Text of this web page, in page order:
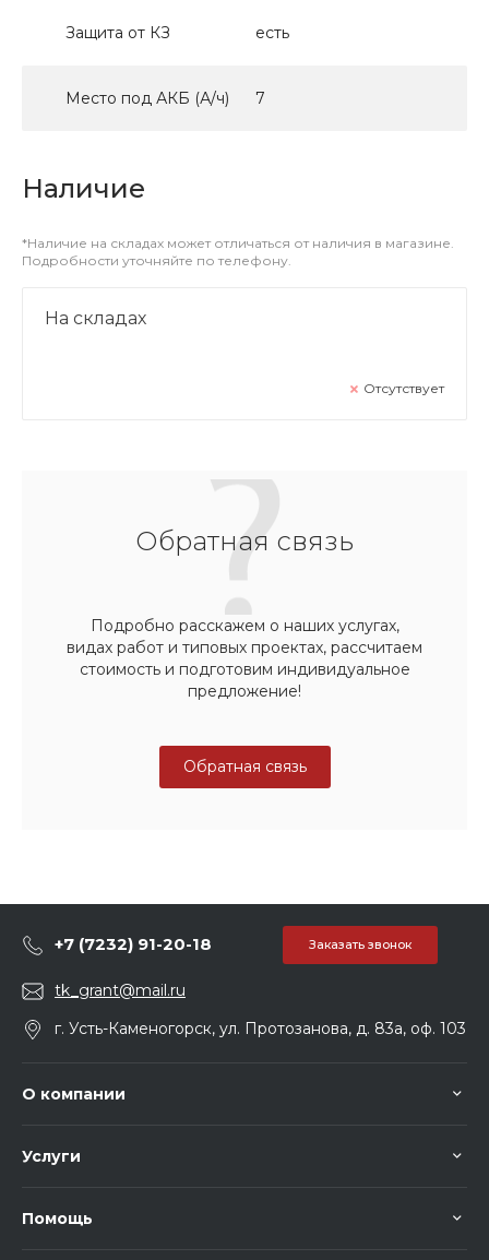
Защита от КЗ есть
Место под АКБ (А/ч) 7
Наличие
*Наличие на складах может отличаться от наличия в магазине.
Подробности уточняйте по телефону.
На складах
Отсутствует
Обратная связь
Подробно расскажем о наших услугах,
видах работ и типовых проектах, рассчитаем
стоимость и подготовим индивидуальное
предложение!
Обратная связь
+7 (7232) 91-20-18 Заказать звонок
tk_grant@mail.ru
г. Усть-Каменогорск, ул. Протозанова, д. 83а, оф. 103
О компании
Услуги
Помощь